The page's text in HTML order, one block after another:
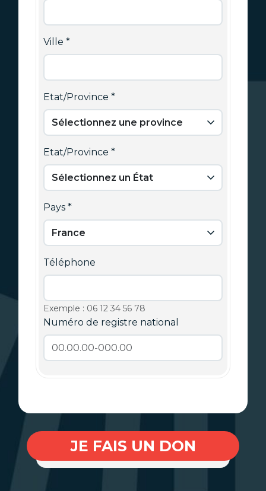
Ville
Etat/Province
Etat/Province
Pays
Téléphone
Exemple : 06 12 34 56 78
Numéro de registre national
JE FAIS UN DON